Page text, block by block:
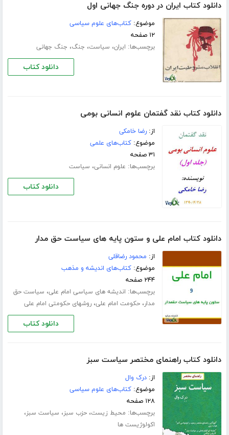
دانلود کتاب ایران در دوره جنگ جهانی اول
موضوع:کتاب‌های علوم سیاسی
۱۲ صفحه
برچسب‌ها: ایران، سیاست، جنگ، جنگ جهانی
دانلود کتاب
دانلود کتاب نقد گفتمان علوم انسانی بومی
از:رضا خامکی
موضوع:کتاب‌های علمی
۳۱ صفحه
برچسب‌ها: علوم انسانی، سیاست
دانلود کتاب
دانلود کتاب امام علی و ستون پایه های سیاست حق مدار
از: محمود رضاقلی
موضوع:کتاب‌های اندیشه و مذهب
۲۴۴ صفحه
برچسب‌ها: اندیشه های سیاسی امام علی، سیاست حق
مدار،حکومت امام علی،روشهای حکومتی امام علی
دانلود کتاب
دانلود کتاب راهنمای مختصر سیاست سبز
از:درک وال
موضوع:کتاب‌های علوم سیاسی
۱۲۸ صفحه
برچسب‌ها: محیط زیست،حزب سبز، سیاست سبز،
اکولوژیست ها